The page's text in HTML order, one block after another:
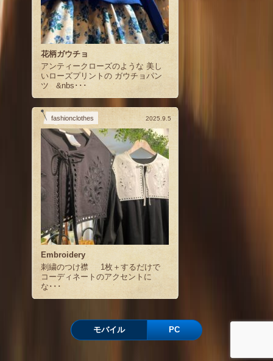
花柄ガウチョ
アンティークローズのような 美し
いローズプリントの ガウチョパン
ツ &nbs･･･
fashionclothes 2025.9.5
Embroidery
刺繍のつけ襟 1枚＋するだけで
コーディネートのアクセントに
な･･･
モバイル PC